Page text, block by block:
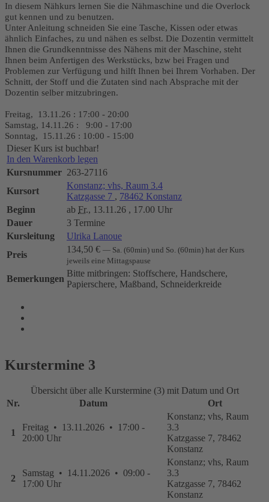
In diesem Nähkurs lernen Sie die Nähmaschine und die Overlock
gut kennen und zu benutzen.
Unter Anleitung schneiden Sie eine Tasche, Kissen oder etwas
ähnlich Einfaches, zu und nähen es selbst. Die Dozentin vermittelt
Ihnen die Grundkenntnisse des Nähens mit der Maschine, steht
Ihnen beim Anfertigen des Werkstücks, bzw bei Fragen und
Problemen zur Verfügung und hilft Ihnen bei Ihrem Vorhaben. Der
Schnitt, der Stoff und die Zutaten sind nach Absprache mit der
Dozentin selber mitzubringen.
Freitag, 13.11.26 : 17:00 - 20:00
Samstag, 14.11.26 : 9:00 - 17:00
Sonntag, 15.11.26 : 10:00 - 15:00
Dieser Kurs ist buchbar!
In den Warenkorb legen
Kursnummer 263-27116
Kursort
Konstanz; vhs, Raum 3.4
Katzgasse 7 , 78462 Konstanz
Beginn
ab Fr., 13.11.26 , 17.00 Uhr
Dauer
3 Termine
Kursleitung
Ulrika Lanoue
Preis
134,50 € — Sa. (60min) und So. (60min) hat der Kurs
jeweils eine Mittagspause
Bemerkungen
Bitte mitbringen: Stoffschere, Handschere,
Papierschere, Maßband, Schneiderkreide
Kurstermine 3
Übersicht über alle Kurstermine (3) mit Datum und Ort
Nr.
Datum Ort
1
Freitag • 13.11.2026 • 17:00 -
20:00 Uhr
Konstanz; vhs, Raum
3.3
Katzgasse 7, 78462
Konstanz
2
Samstag • 14.11.2026 • 09:00 -
17:00 Uhr
Konstanz; vhs, Raum
3.3
Katzgasse 7, 78462
Konstanz